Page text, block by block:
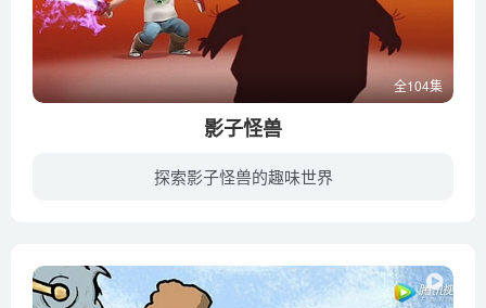
全104集
影子怪兽
探索影子怪兽的趣味世界